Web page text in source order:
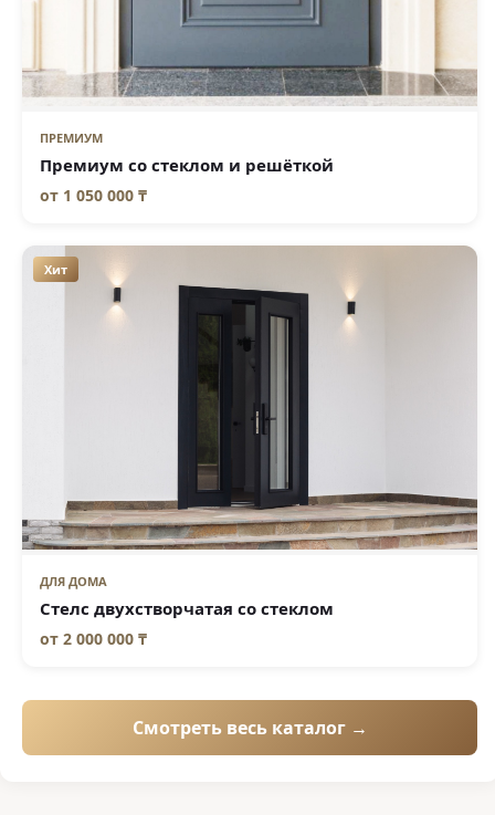
ПРЕМИУМ
Премиум со стеклом и решёткой
от 1 050 000 ₸
Хит
ДЛЯ ДОМА
Стелс двухстворчатая со стеклом
от 2 000 000 ₸
Смотреть весь каталог →